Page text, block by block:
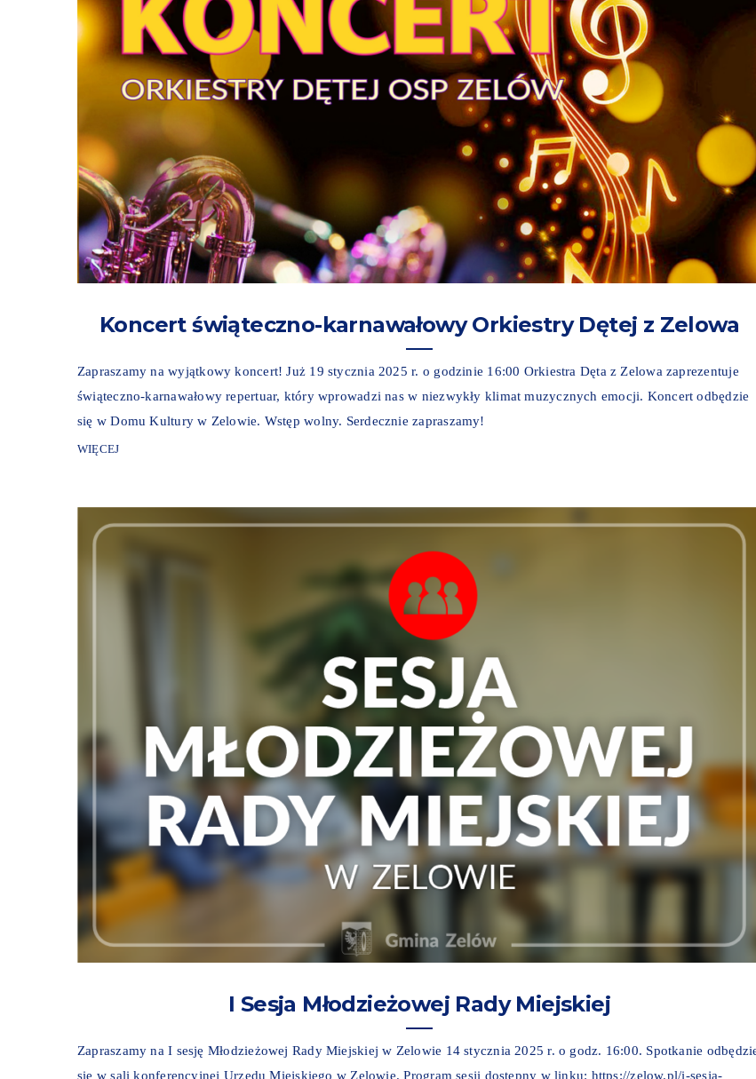
Koncert świąteczno-karnawałowy Orkiestry Dętej z Zelowa
Zapraszamy na wyjątkowy koncert! Już 19 stycznia 2025 r. o godzinie 16:00 Orkiestra Dęta z Zelowa zaprezentuje
świąteczno-karnawałowy repertuar, który wprowadzi nas w niezwykły klimat muzycznych emocji. Koncert odbędzie
się w Domu Kultury w Zelowie. Wstęp wolny. Serdecznie zapraszamy!
WIĘCEJ
I Sesja Młodzieżowej Rady Miejskiej
Zapraszamy na I sesję Młodzieżowej Rady Miejskiej w Zelowie 14 stycznia 2025 r. o godz. 16:00. Spotkanie
się w sali konferencyjnej Urzędu Miejskiego w Zelowie. Program sesji dostępny w linku: https://zelow.pl/i-sesja-